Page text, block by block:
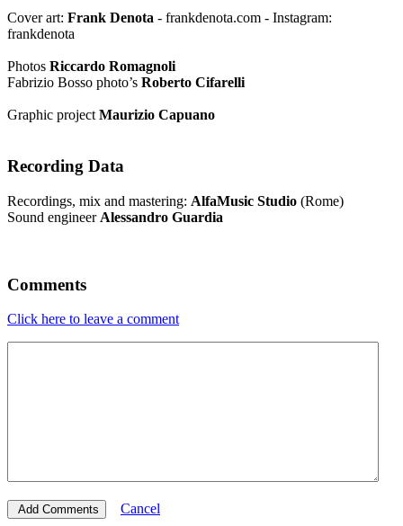
Cover art: Frank Denota - frankdenota.com - Instagram:
frankdenota
Photos Riccardo Romagnoli
Fabrizio Bosso photo’s Roberto Cifarelli
Graphic projectMaurizio Capuano
Recording Data
Recordings, mix and mastering: AlfaMusic Studio (Rome)
Sound engineer Alessandro Guardia
Comments
Click here to leave a comment
Cancel